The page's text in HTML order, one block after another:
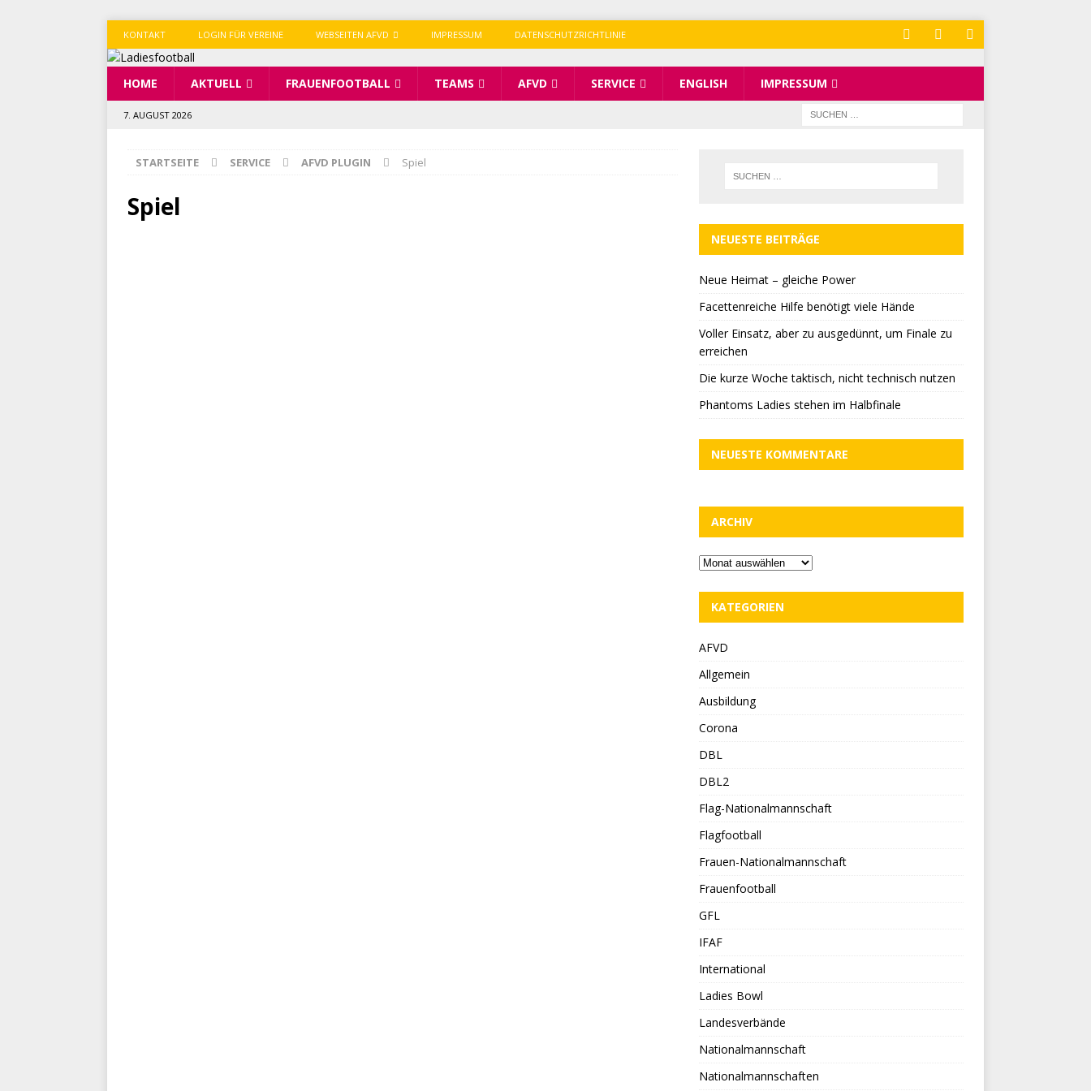
KONTAKT LOGIN FÜR VEREINE WEBSEITEN AFVD IMPRESSUM DATENSCHUTZRICHTLINIE
HOME AKTUELL FRAUENFOOTBALL TEAMS AFVD SERVICE ENGLISH IMPRESSUM
7. AUGUST 2026
STARTSEITE SERVICE AFVD PLUGIN Spiel
Spiel
NEUESTE BEITRÄGE
Neue Heimat – gleiche Power
Facettenreiche Hilfe benötigt viele Hände
Voller Einsatz, aber zu ausgedünnt, um Finale zu
erreichen
Die kurze Woche taktisch, nicht technisch nutzen
Phantoms Ladies stehen im Halbfinale
NEUESTE KOMMENTARE
ARCHIV
KATEGORIEN
AFVD
Allgemein
Ausbildung
Corona
DBL
DBL2
Flag-Nationalmannschaft
Flagfootball
Frauen-Nationalmannschaft
Frauenfootball
GFL
IFAF
International
Ladies Bowl
Landesverbände
Nationalmannschaft
Nationalmannschaften